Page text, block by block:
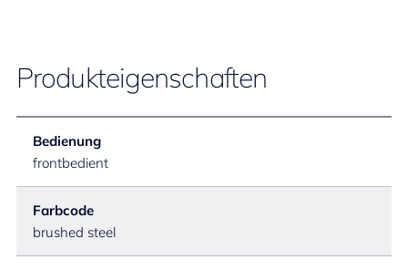
Produkteigenschaften
Bedienung
frontbedient
Farbcode
brushed steel